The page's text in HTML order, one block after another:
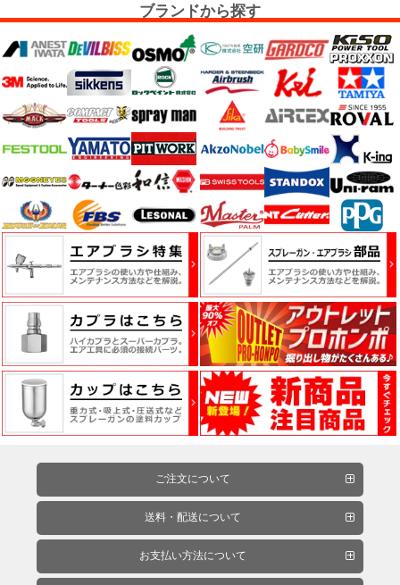
資
材・
装
服・
安
全
品
ペ
パ
ー・
研
磨
用
具・
研
ブランドから探す
ご注文について
送料・配送について
お支払い方法について